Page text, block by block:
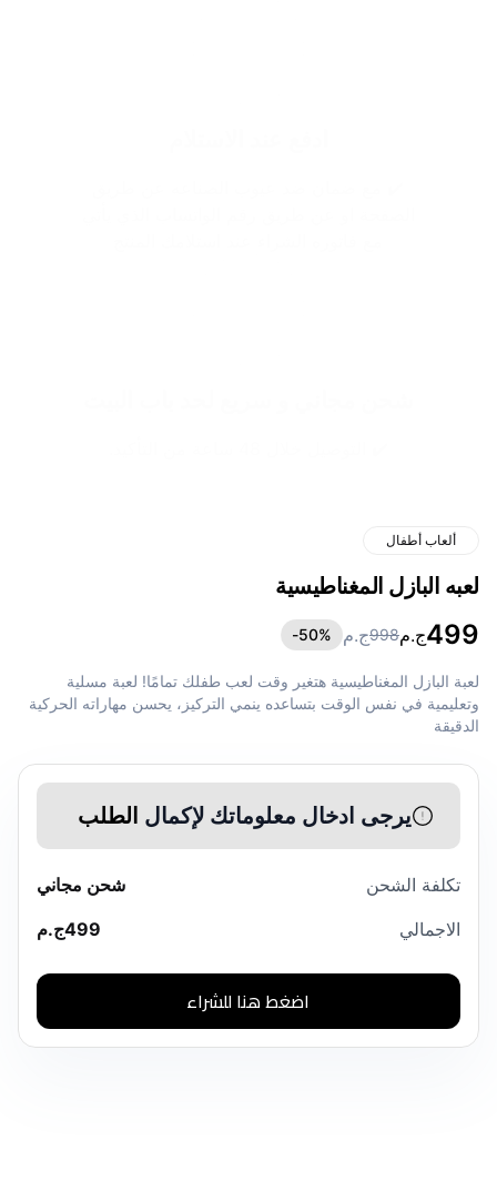
ألعاب أطفال
لعبه البازل المغناطيسية
499ج.م998ج.م 50%-
لعبة البازل المغناطيسية هتغير وقت لعب طفلك تمامًا! لعبة مسلية
وتعليمية في نفس الوقت بتساعده ينمي التركيز، يحسن مهاراته الحركية
الدقيقة
يرجى ادخال معلوماتك لإكمال الطلب
تكلفة الشحن
شحن مجاني
الاجمالي
499ج.م
اضغط هنا للشراء